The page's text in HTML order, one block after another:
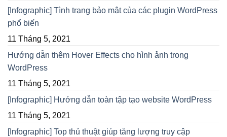
[Infographic] Tình trạng bảo mật của các plugin WordPress
phổ biến
11 Tháng 5, 2021
Hướng dẫn thêm Hover Effects cho hình ảnh trong
WordPress
11 Tháng 5, 2021
[Infographic] Hướng dẫn toàn tập tạo website WordPress
11 Tháng 5, 2021
[Infographic] Top thủ thuật giúp tăng lượng truy cập